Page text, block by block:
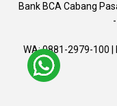
Bank BCA Cabang
WA:0881-2979-100